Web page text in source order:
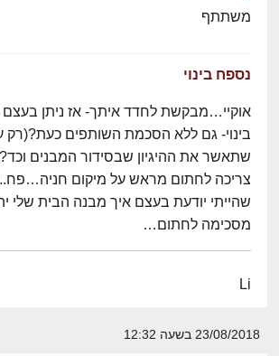
משתתף
נספח בינוי
אוקיי…מבקשת לחדד איתך- אז ניתן
בינוי- גם ללא הסכמת השותפים כעת?(רק
שתאשר את ההיגיון שבסידור המבנים
צריכה לחתום מראש על מיקום
שהייתי יודעת בעצם איך מבנה הבית שלי
מסכימה לחתום…
Li
23/08/2018 בשעה 12:32